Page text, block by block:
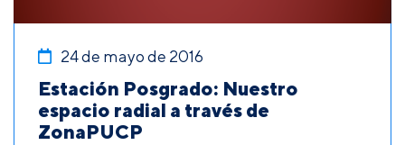
24 de mayo de 2016
Estación Posgrado: Nuestro
espacio radial a través de
ZonaPUCP